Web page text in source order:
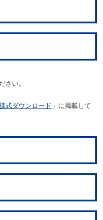
さい。
式ダウンロード 」に掲載して